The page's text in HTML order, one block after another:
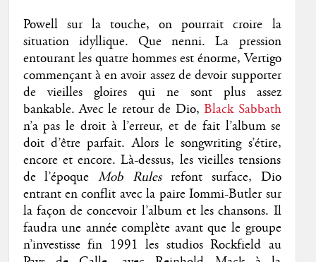
Powell sur la touche, on pourrait croire la
situation idyllique. Que nenni. La pression
entourant les quatre hommes est énorme, Vertigo
commençant à en avoir assez de devoir supporter
de vieilles gloires qui ne sont plus assez
bankable. Avec le retour de Dio,Black Sabbath
n’a pas le droit à l’erreur, et de fait l’album se
doit d’être parfait. Alors le songwriting s’étire,
encore et encore. Là-dessus, les vieilles tensions
de l’époqueMob Rulesrefont surface, Dio
entrant en conflit avec la paire Iommi-Butler sur
la façon de concevoir l’album et les chansons. Il
faudra une année complète avant que le groupe
n’investisse fin 1991 les studios Rockfield au